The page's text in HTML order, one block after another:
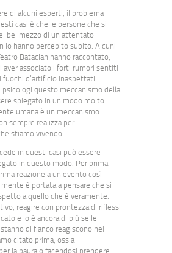
di alcuni esperti, il problema
casi è che le persone che si
bel mezzo di un attentato
lo hanno percepito subito. Alcuni
Bataclan hanno raccontato,
aver associato i forti rumori sentiti
fuochi d’artificio inaspettati.
psicologi questo meccanismo della
spiegato in un modo molto
umana è un meccanismo
sempre realizza per
stiamo vivendo.
in questi casi può essere
in questo modo. Per prima
reazione a un evento così
è portata a pensare che si
a quello che è veramente.
reagire con prontezza di riflessi
e lo è ancora di più se le
di fianco reagiscono nei
citato prima, ossia
la paura o facendosi prendere